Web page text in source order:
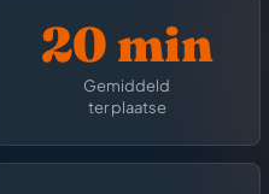
20 min
Gemiddeld
ter plaatse